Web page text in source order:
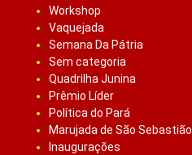
Workshop
Vaquejada
Semana Da Pátria
Sem categoria
Quadrilha Junina
Prêmio Líder
Política do Pará
Marujada de São Sebastião
Inaugurações